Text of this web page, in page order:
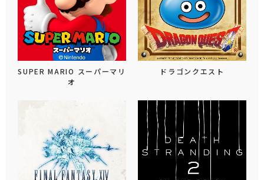
SUPER MARIO スーパーマリ
オ
ドラゴンクエスト